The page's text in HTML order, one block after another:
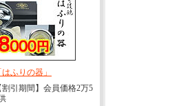
ふりの器」
引期間】会員価格2万5